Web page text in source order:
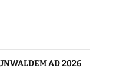
AD 2026